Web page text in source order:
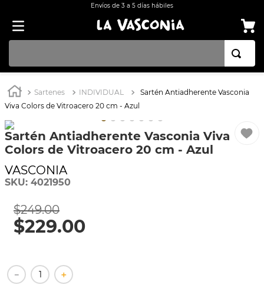
Envíos de 3 a 5 días hábiles
Sartenes INDIVIDUAL
Sartén Antiadherente Vasconia
Viva Colors de Vitroacero 20 cm - Azul
Sartén Antiadherente Vasconia Viva
Colors de Vitroacero 20 cm - Azul
VASCONIA
SKU: 4021950
$249.00
$229.00
＋
－
1. BATERÍA COCINA EKCO ALUMINIO ANTIADHERENTE 32 PIEZAS
3. OLLA
5. INDUCCIÓN
7. VAPORERAS
10. COMAL